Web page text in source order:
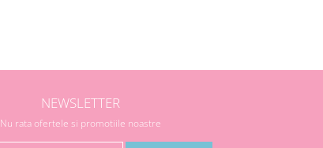
NEWSLETTER
Nu rata ofertele si promotiile noastre